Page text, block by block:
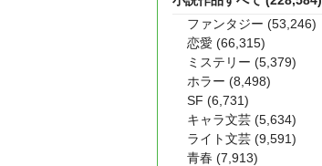
ファンタジー (53,246)
恋愛 (66,315)
ミステリー (5,379)
ホラー (8,498)
SF (6,731)
キャラ文芸 (5,634)
ライト文芸 (9,591)
青春 (7,913)